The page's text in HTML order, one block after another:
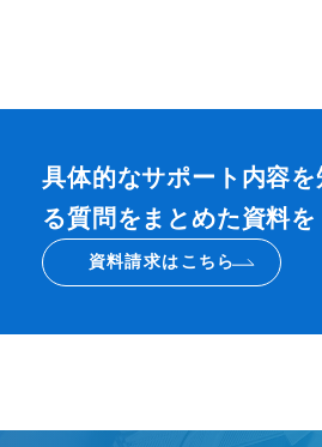
具体的なサポート内容
る質問をまとめた資料を
資料請求はこちら